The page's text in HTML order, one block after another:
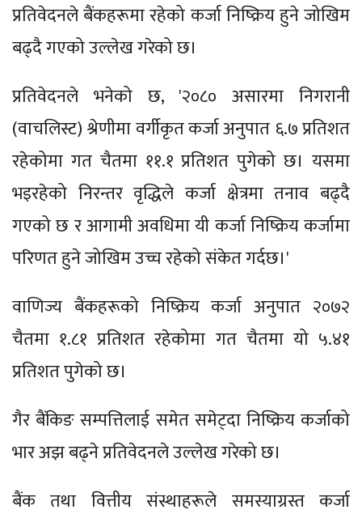
प्रतिवेदनले बैंकहरूमा रहेको कर्जा निष्क्रिय हुने जोखिम
बढ्दै गएको उल्लेख गरेको छ।
प्रतिवेदनले भनेको छ, '२०८० असारमा निगरानी
(वाचलिस्ट) श्रेणीमा वर्गीकृत कर्जा अनुपात ६.७ प्रतिशत
रहेकोमा गत चैतमा ११.१ प्रतिशत पुगेको छ। यसमा
भइरहेको निरन्तर वृद्धिले कर्जा क्षेत्रमा तनाव बढ्दै
गएको छ र आगामी अवधिमा यी कर्जा निष्क्रिय कर्जामा
परिणत हुने जोखिम उच्च रहेको संकेत गर्दछ।'
वाणिज्य बैंकहरूको निष्क्रिय कर्जा अनुपात २०७२
चैतमा १.८१ प्रतिशत रहेकोमा गत चैतमा यो ५.४१
प्रतिशत पुगेको छ।
गैर बैंकिङ सम्पत्तिलाई समेत समेट्दा निष्क्रिय कर्जाको
भार अझ बढ्ने प्रतिवेदनले उल्लेख गरेको छ।
बैंक तथा वित्तीय संस्थाहरूले समस्याग्रस्त कर्जा